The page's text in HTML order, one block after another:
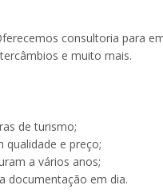
consultoria para
e muito mais.
de turismo;
e preço;
a vários anos;
documentação em dia.